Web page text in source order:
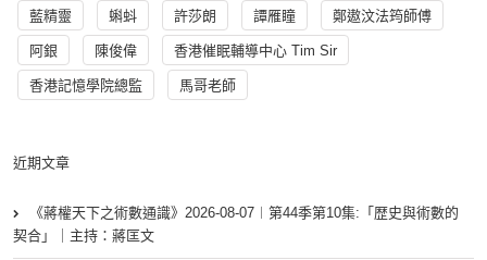
藍精靈 蝌蚪 許莎朗 譚雁瞳 鄭遨汶法筠師傅
阿銀 陳俊偉 香港催眠輔導中心 Tim Sir
香港記憶學院總監 馬哥老師
近期文章
《蔣權天下之術數通識》2026-08-07︱第44季第10集:「歴史與術數的
契合」｜主持：蔣匡文